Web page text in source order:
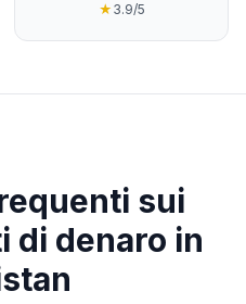
★ 3.9/5
sui
di denaro in